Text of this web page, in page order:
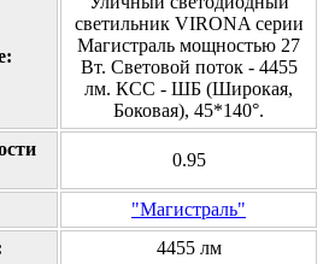
светильник VIRONA серии
Магистраль мощностью 27
Вт. Световой поток - 4455
лм. КСС - ШБ (Широкая,
Боковая), 45*140°.
0.95
"Магистраль"
4455 лм